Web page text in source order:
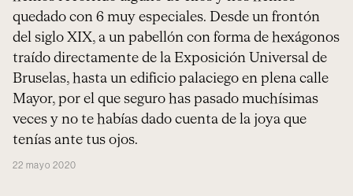
quedado con 6 muy especiales. Desde un frontón
del siglo XIX, a un pabellón con forma de hexágonos
traído directamente de la Exposición Universal de
Bruselas, hasta un edificio palaciego en plena calle
Mayor, por el que seguro has pasado muchísimas
veces y no te habías dado cuenta de la joya que
tenías ante tus ojos.
22 mayo 2020